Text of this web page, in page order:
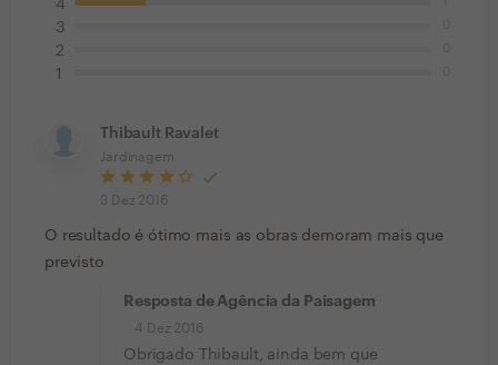
4
3
2
1
Thibault Ravalet
Jardinagem
3 Dez 2016
O resultado é ótimo mais as obras demoram mais que
previsto
Resposta de Agência da Paisagem
4 Dez 2016
Obrigado Thibault, ainda bem que